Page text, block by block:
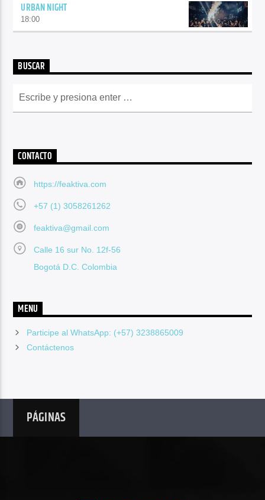
URBAN NIGHT
18:00
BUSCAR
CONTACTO
https://feaktiva.com
+57 (1) 3058261262
feaktiva@gmail.com
Calle 16 sur No. 12f-56
Bogotá D.C. Colombia
MENU
Participe al WhatsApp: (+57) 3238865009
Contáctenos
PÁGINAS